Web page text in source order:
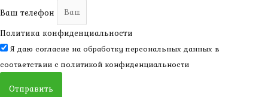
Ваш телефон
Политика конфиденциальности
Я даю согласие на обработку персональных данных в
соответствии с политикой конфиденциальности
Отправить